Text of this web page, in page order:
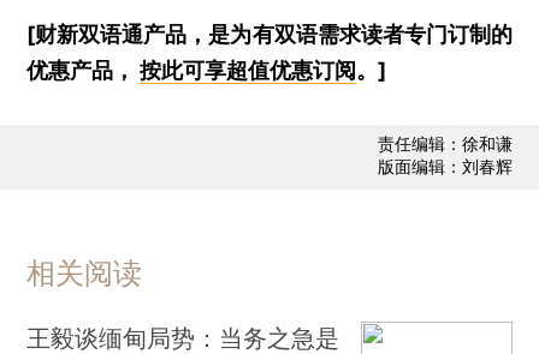
[财新双语通产品，是为有双语需求读者专门订制的
优惠产品，按此可享超值优惠订阅 。]
责任编辑：徐和谦
版面编辑：刘春辉
相关阅读
王毅谈缅甸局势：当务之急是